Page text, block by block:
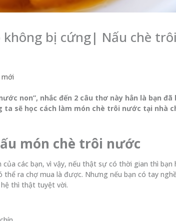
bị cứng| Nấu chè
non”, nhắc đến 2 câu thơ này hẳn là bạn đã
sẽ học cách làm món chè trôi nước tại nhà
món chè trôi nước
các bạn, vì vậy, nếu thật sự có thời gian thì bạn
thể ra chợ mua là được. Nhưng nếu bạn có tay
thì thật tuyệt vời.